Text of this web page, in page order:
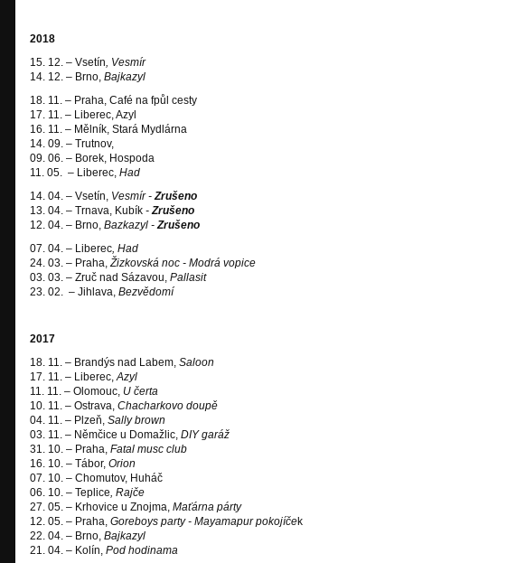
2018
15. 12. – Vsetín, Vesmír
14. 12. – Brno, Bajkazyl
18. 11. – Praha, Café na fpůl cesty
17. 11. – Liberec, Azyl
16. 11. – Mělník, Stará Mydlárna
14. 09. – Trutnov,
09. 06. – Borek, Hospoda
11. 05. – Liberec, Had
14. 04. – Vsetín, Vesmír -Zrušeno
13. 04. – Trnava, Kubík -Zrušeno
12. 04. – Brno, Bazkazyl -Zrušeno
07. 04. – Liberec, Had
24. 03. – Praha,Žizkovská noc - Modrá vopice
03. 03. – Zruč nad Sázavou, Pallasit
23. 02. – Jihlava, Bezvědomí
2017
18. 11. – Brandýs nad Labem, Saloon
17. 11. – Liberec,Azyl
11. 11. – Olomouc, U čerta
10. 11. – Ostrava, Chacharkovo doupě
04. 11. – Plzeň, Sally brown
03. 11. – Němčice u Domažlic, DIY garáž
31. 10. – Praha, Fatal musc club
16. 10. – Tábor, Orion
07. 10. – Chomutov, Huháč
06. 10. – Teplice, Rajče
27. 05. – Krhovice u Znojma, Maťárna párty
12. 05. – Praha, Goreboys party - Mayamapur pokojíček
22. 04. – Brno, Bajkazyl
21. 04. – Kolín, Pod hodinama